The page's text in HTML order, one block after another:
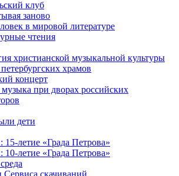
клуб
заново
в мировой литературе
чтения
христианской музыкальной культуры
храмов
концерт
музыка при дворах российских
дети
летие «Града Петрова»
летие «Града Петрова»
Сервиса скачиваний